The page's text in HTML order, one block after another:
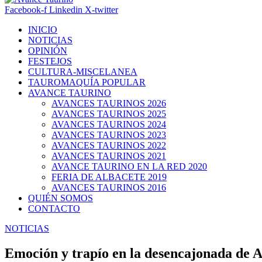
Facebook-f Linkedin X-twitter
INICIO
NOTICIAS
OPINIÓN
FESTEJOS
CULTURA-MISCELANEA
TAUROMAQUÍA POPULAR
AVANCE TAURINO
AVANCES TAURINOS 2026
AVANCES TAURINOS 2025
AVANCES TAURINOS 2024
AVANCES TAURINOS 2023
AVANCES TAURINOS 2022
AVANCES TAURINOS 2021
AVANCE TAURINO EN LA RED 2020
FERIA DE ALBACETE 2019
AVANCES TAURINOS 2016
QUIÉN SOMOS
CONTACTO
NOTICIAS
Emoción y trapío en la desencajonada de